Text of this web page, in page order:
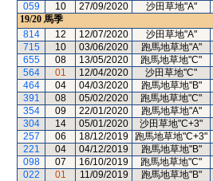
059
10 27/09/2020 沙田草地"A"
19/20 馬季
814
12 12/07/2020 沙田草地"A"
715
10 03/06/2020 跑馬地草地"A"
655
08 13/05/2020 跑馬地草地"C"
564
01 12/04/2020 沙田草地"C"
464
04 04/03/2020 跑馬地草地"B"
391
08 05/02/2020 跑馬地草地"C"
354
09 22/01/2020 跑馬地草地"A"
304
14 05/01/2020 沙田草地"C+3"
257
06 18/12/2019 跑馬地草地"C+3"
221
04 04/12/2019 跑馬地草地"B"
098
07 16/10/2019 跑馬地草地"C"
022
01 11/09/2019 跑馬地草地"B"